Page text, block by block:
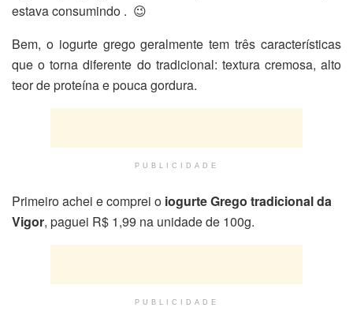
estava consumindo . 😉
Bem, o iogurte grego geralmente tem três características
que o torna diferente do tradicional: textura cremosa, alto
teor de proteína e pouca gordura.
PUBLICIDADE
Primeiro achei e comprei o iogurte Grego tradicional da
Vigor, paguei R$ 1,99 na unidade de 100g.
PUBLICIDADE